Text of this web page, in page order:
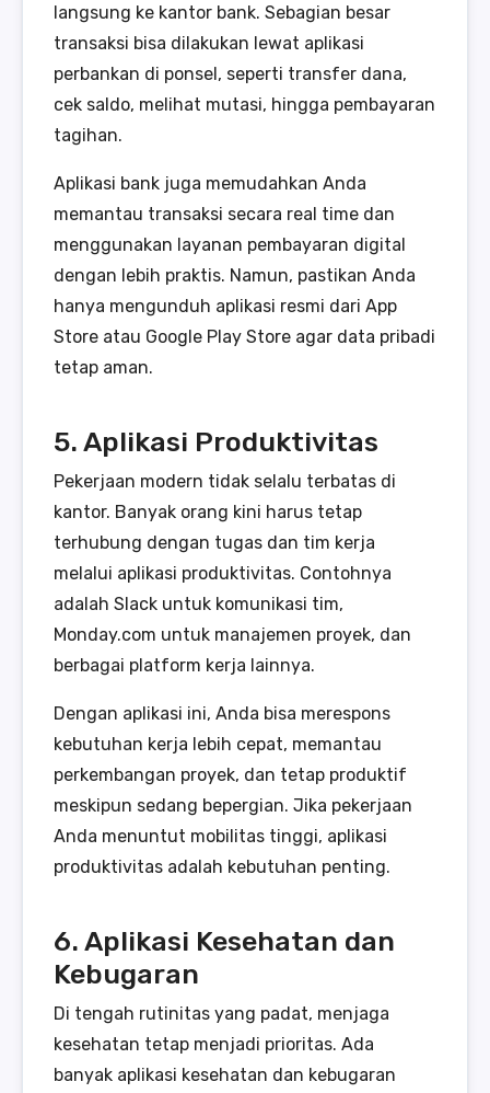
langsung ke kantor bank. Sebagian besar
transaksi bisa dilakukan lewat aplikasi
perbankan di ponsel, seperti transfer dana,
cek saldo, melihat mutasi, hingga pembayaran
tagihan.
Aplikasi bank juga memudahkan Anda
memantau transaksi secara real time dan
menggunakan layanan pembayaran digital
dengan lebih praktis. Namun, pastikan Anda
hanya mengunduh aplikasi resmi dari App
Store atau Google Play Store agar data pribadi
tetap aman.
5. Aplikasi Produktivitas
Pekerjaan modern tidak selalu terbatas di
kantor. Banyak orang kini harus tetap
terhubung dengan tugas dan tim kerja
melalui aplikasi produktivitas. Contohnya
adalah Slack untuk komunikasi tim,
Monday.com untuk manajemen proyek, dan
berbagai platform kerja lainnya.
Dengan aplikasi ini, Anda bisa merespons
kebutuhan kerja lebih cepat, memantau
perkembangan proyek, dan tetap produktif
meskipun sedang bepergian. Jika pekerjaan
Anda menuntut mobilitas tinggi, aplikasi
produktivitas adalah kebutuhan penting.
6. Aplikasi Kesehatan dan
Kebugaran
Di tengah rutinitas yang padat, menjaga
kesehatan tetap menjadi prioritas. Ada
banyak aplikasi kesehatan dan kebugaran